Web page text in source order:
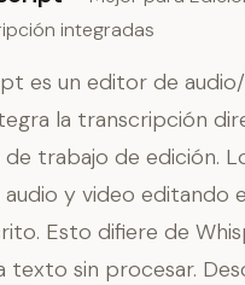
integradas
es un editor de
la transcripción
de trabajo de edición.
audio y video editando
Esto difiere de
texto sin procesar.